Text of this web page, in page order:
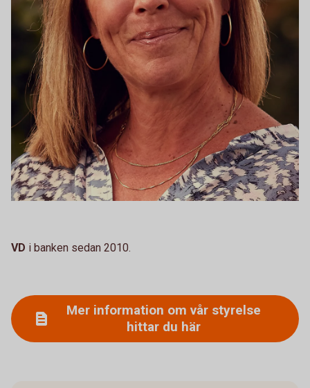
VD i banken sedan 2010.
Mer information om vår styrelse
hittar du här